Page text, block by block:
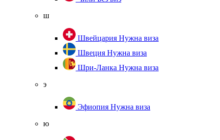
ш
Швейцария Нужна виза
Швеция Нужна виза
Шри-Ланка Нужна виза
э
Эфиопия Нужна виза
ю